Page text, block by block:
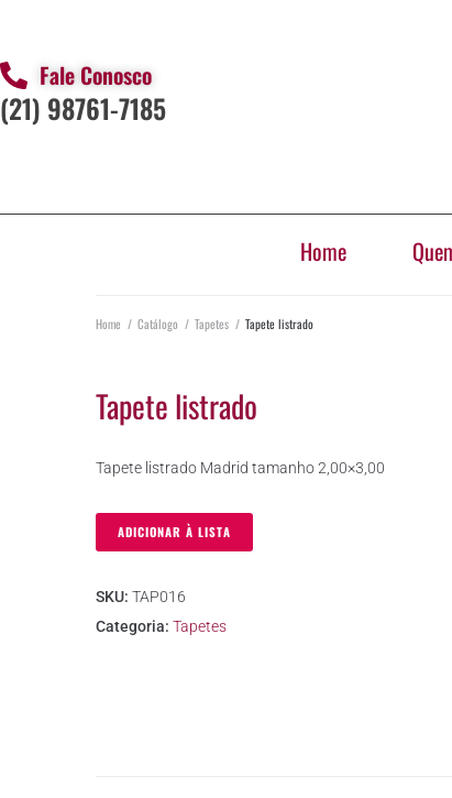
Fale Conosco
(21) 98761-7185
Home
Home / Catálogo / Tapetes / Tapete listrado
Tapete listrado
Tapete listrado Madrid tamanho 2,00×3,00
ADICIONAR À LISTA
SKU: TAP016
Categoria: Tapetes